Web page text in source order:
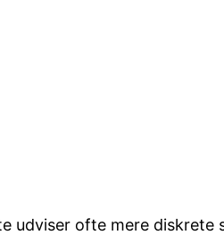
udviser ofte mere diskrete